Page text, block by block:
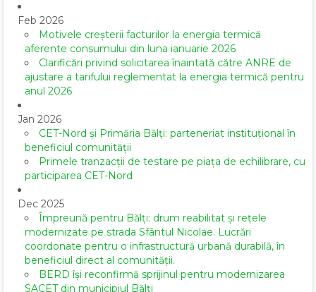
Feb 2026
Motivele creșterii facturilor la energia termică
aferente consumului din luna ianuarie 2026
Clarificări privind solicitarea înaintată către ANRE de
ajustare a tarifului reglementat la energia termică pentru
anul 2026
Jan 2026
CET-Nord și Primăria Bălți: parteneriat instituțional în
beneficiul comunității
Primele tranzacții de testare pe piața de echilibrare, cu
participarea CET-Nord
Dec 2025
Împreună pentru Bălți: drum reabilitat și rețele
modernizate pe strada Sfântul Nicolae. Lucrări
coordonate pentru o infrastructură urbană durabilă, în
beneficiul direct al comunității.
BERD își reconfirmă sprijinul pentru modernizarea
SACET din municipiul Bălți